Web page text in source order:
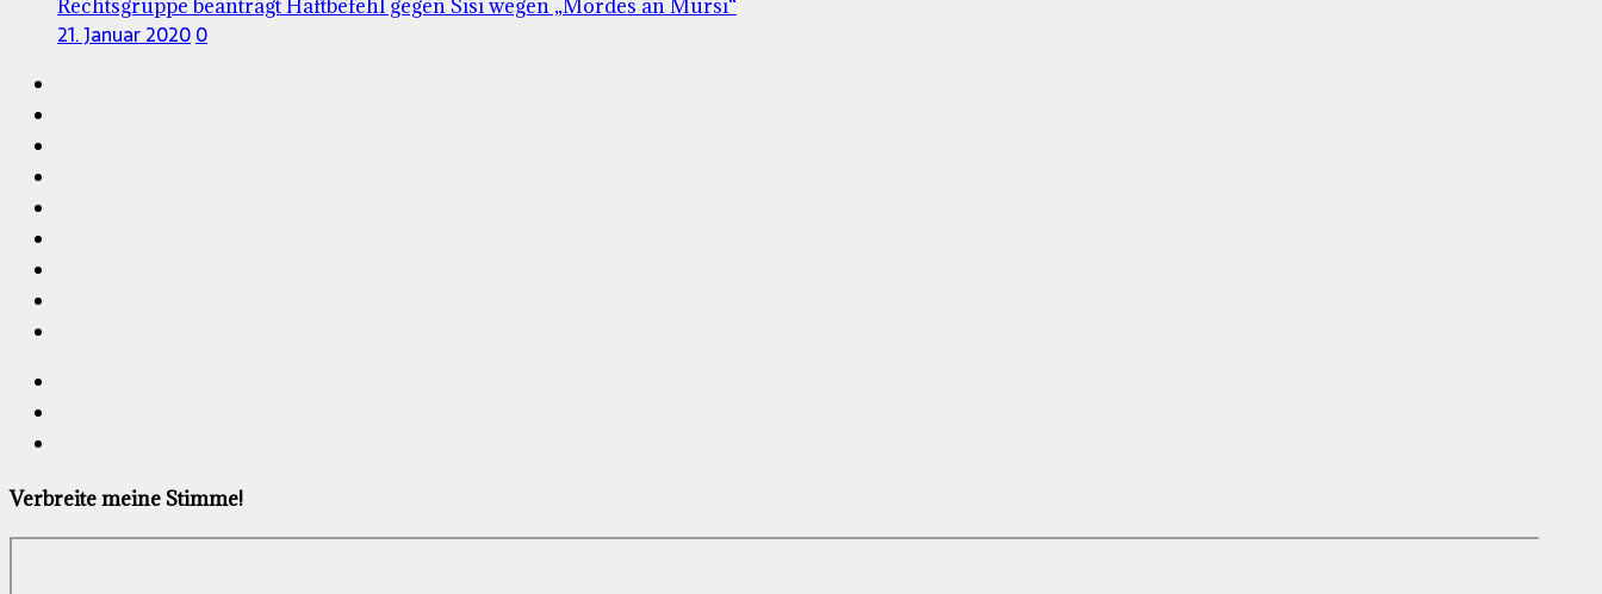
Rechtsgruppe beantragt Haftbefehl gegen Sisi wegen „Mordes an Mursi“
21. Januar 20200
Verbreite meine Stimme!